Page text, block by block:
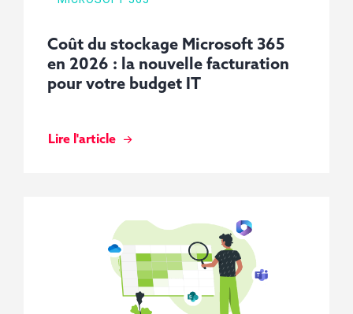
Coût du stockage Microsoft 365
en 2026 : la nouvelle facturation
pour votre budget IT
Lire l'article